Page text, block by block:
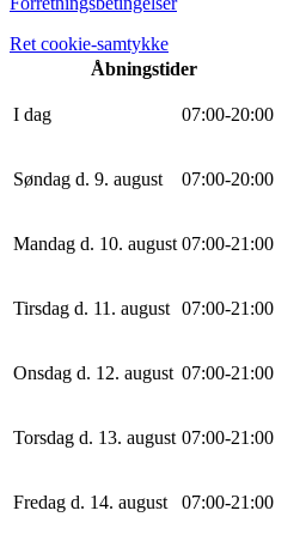
Ret cookie-samtykke
Åbningstider
I dag 07:00-20:00
Søndag d. 9. august 07:00-20:00
Mandag d. 10. august 07:00-21 :00
Tirsdag d. 11. august 07:00-21 :00
Onsdag d. 12. august 07:00-21 :00
Torsdag d. 13. august 07:00-21 :00
Fredag d. 14. august 07:00-21 :00